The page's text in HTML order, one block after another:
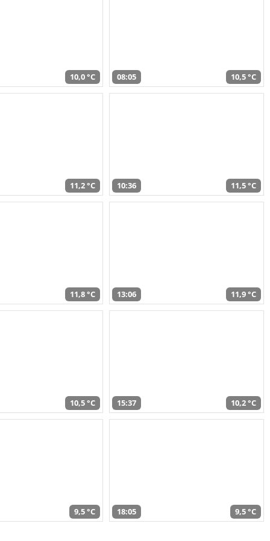
10,0 °C 08:05 10,5 °C
11,2 °C 10:36 11,5 °C
11,8 °C 13:06 11,9 °C
10,5 °C 15:37 10,2 °C
9,5 °C 18:05 9,5 °C